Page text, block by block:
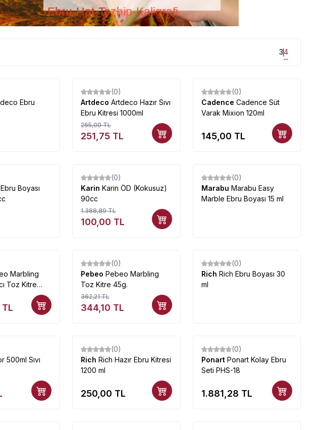
Ebru-Hat-Tezhip-Kaligrafi
34
Ebru
%5
(0)
Artdeco Artdeco Hazır Sıvı
Ebru Kitresi 1000ml
265,00TL
251,75 TL
(0)
Cadence Cadence Süt
Varak Mixion 120ml
145,00 TL
Boyası
%93
(0)
Karin Karin ÖD (Kokusuz)
90cc
1.388,89TL
100,00 TL
(0)
Marabu Marabu Easy
Marble Ebru Boyası 15 ml
Marbling
Toz Kitre
%5
(0)
Pebeo Pebeo Marbling
Toz Kitre 45g.
362,21TL
344,10 TL
(0)
Rich Rich Ebru Boyası 30
ml
500ml Sıvı
(0)
Rich Rich Hazır Ebru Kitresi
1200 ml
250,00 TL
(0)
Ponart Ponart Kolay Ebru
Seti PHS-18
1.881,28 TL